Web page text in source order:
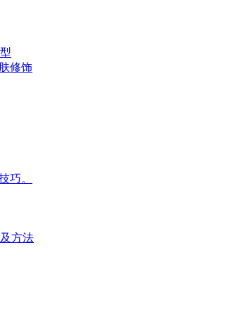
修饰
巧。
方法